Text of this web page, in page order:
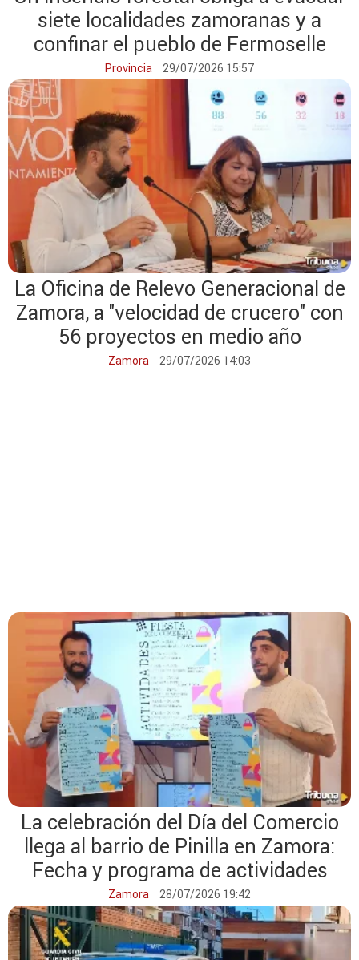
siete localidades zamoranas y a
confinar el pueblo de Fermoselle
Provincia 29/07/2026 15:57
La Oficina de Relevo Generacional de
Zamora, a "velocidad de crucero" con
56 proyectos en medio año
Zamora 29/07/2026 14:03
La celebración del Día del Comercio
llega al barrio de Pinilla en Zamora:
Fecha y programa de actividades
Zamora 28/07/2026 19:42